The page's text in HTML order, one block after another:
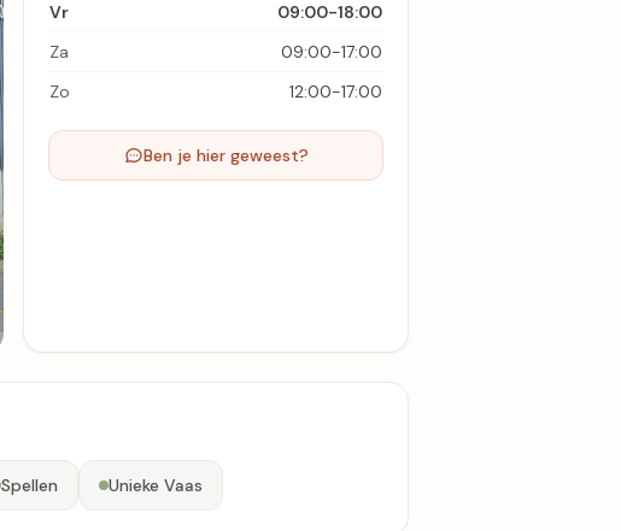
Vr
09:00-18:00
Za
09:00-17:00
Zo
12:00-17:00
Ben je hier geweest?
Spellen Unieke Vaas